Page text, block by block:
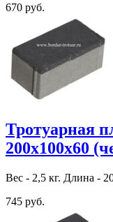
670 руб.
Тротуарная
200х100х60
Вес - 2,5 кг. Длина -
745 руб.